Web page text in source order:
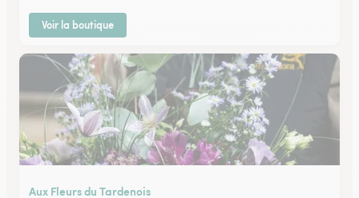
Voir la boutique
Aux Fleurs du Tardenois